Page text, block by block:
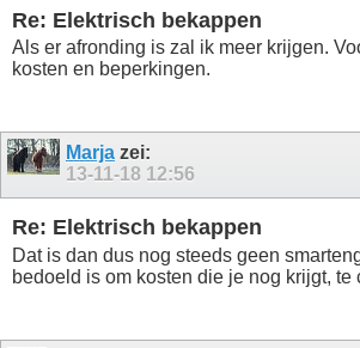
Re: Elektrisch bekappen
Als er afronding is zal ik meer krijgen.
kosten en beperkingen.
Marja zei:
13-11-18 12:56
Re: Elektrisch bekappen
Dat is dan dus nog steeds geen
bedoeld is om kosten die je nog krijgt, te